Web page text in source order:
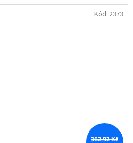
362,92 Kč
Kód: 2373